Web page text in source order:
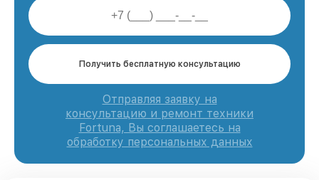
Получить бесплатную консультацию
Отправляя заявку на
консультацию и ремонт техники
Fortuna, Вы соглашаетесь на
обработку персональных данных